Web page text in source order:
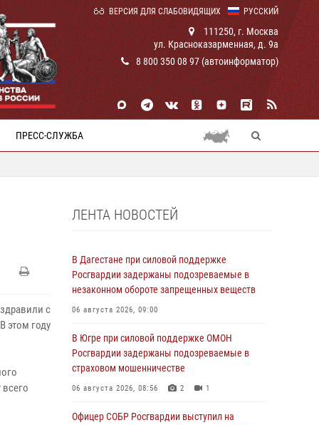
РУССКИЙ
ВЕРСИЯ ДЛЯ СЛАБОВИДЯЩИХ
111250, г. Москва
ул. Красноказарменная, д. 9а
8 800 350 08 97 (автоинформатор)
ПРЕСС-СЛУЖБА
с
этом году
ЛЕНТА НОВОСТЕЙ
В Дагестане при силовой поддержке
Росгвардии задержаны подозреваемые в
незаконном обороте запрещенных веществ
06 августа 2026, 09:00
В Югре при силовой поддержке ОМОН
Росгвардии задержаны подозреваемые в
страховом мошенничестве
06 августа 2026, 08:56 2 1
Офицер СОБР Росгвардии выступил на